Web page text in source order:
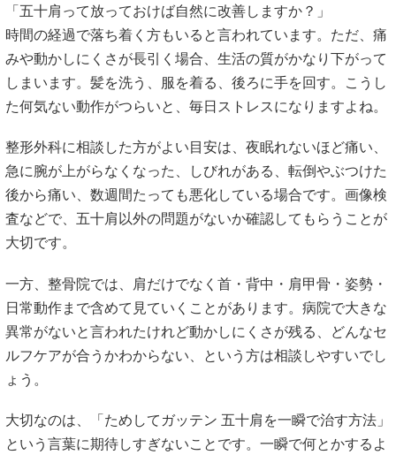
「五十肩って放っておけば自然に改善しますか？」
時間の経過で落ち着く方もいると言われています。ただ、痛
みや動かしにくさが長引く場合、生活の質がかなり下がって
しまいます。髪を洗う、服を着る、後ろに手を回す。こうし
た何気ない動作がつらいと、毎日ストレスになりますよね。
整形外科に相談した方がよい目安は、夜眠れないほど痛い、
急に腕が上がらなくなった、しびれがある、転倒やぶつけた
後から痛い、数週間たっても悪化している場合です。画像検
査などで、五十肩以外の問題がないか確認してもらうことが
大切です。
一方、整骨院では、肩だけでなく首・背中・肩甲骨・姿勢・
日常動作まで含めて見ていくことがあります。病院で大きな
異常がないと言われたけれど動かしにくさが残る、どんなセ
ルフケアが合うかわからない、という方は相談しやすいでし
ょう。
大切なのは、「ためしてガッテン 五十肩を一瞬で治す方法」
という言葉に期待しすぎないことです。一瞬で何とかするよ